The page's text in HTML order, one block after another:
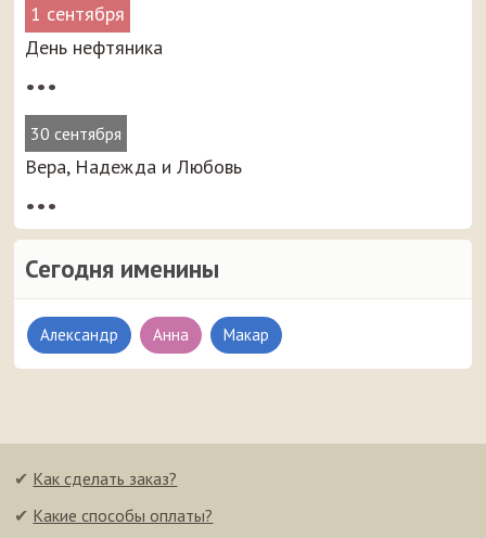
1 сентября
День нефтяника
•••
30 сентября
Вера, Надежда и Любовь
•••
Сегодня именины
Александр Анна Макар
✔ Как сделать заказ?
✔ Какие способы оплаты?